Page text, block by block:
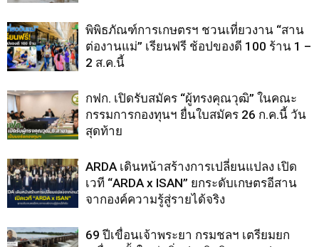
พิพิธภัณฑ์การเกษตรฯ ชวนเที่ยวงาน “สาน
ต่องานแม่” เรียนฟรี ช้อปของดี 100 ร้าน 1 –
2 ส.ค.นี้
กฟก. เปิดรับสมัคร “ผู้ทรงคุณวุฒิ” ในคณะ
กรรมการกองทุนฯ ยื่นใบสมัคร 26 ก.ค.นี้ วัน
สุดท้าย
ARDA เดินหน้าสร้างการเปลี่ยนแปลง เปิด
เวที “ARDA x ISAN” ยกระดับเกษตรอีสาน
จากองค์ความรู้สู่รายได้จริง
69 ปีเขื่อนเจ้าพระยา กรมชลฯ เตรียมยก